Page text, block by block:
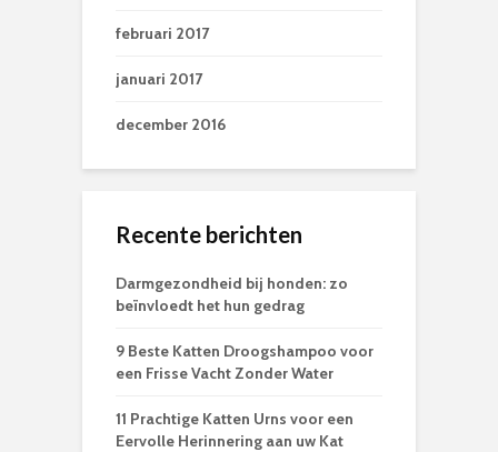
februari 2017
januari 2017
december 2016
Recente berichten
Darmgezondheid bij honden: zo
beïnvloedt het hun gedrag
9 Beste Katten Droogshampoo voor
een Frisse Vacht Zonder Water
11 Prachtige Katten Urns voor een
Eervolle Herinnering aan uw Kat